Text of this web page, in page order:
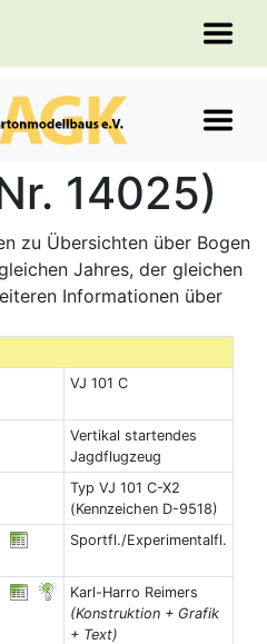
14025)
zu Übersichten über Bogen
Jahres, der gleichen
Informationen über
VJ 101 C
Vertikal startendes
Jagdflugzeug
Typ VJ 101 C-X2
(Kennzeichen D-9518)
Sportfl./Experimentalfl.
Karl-Harro Reimers
(Konstruktion + Grafik
+ Text)